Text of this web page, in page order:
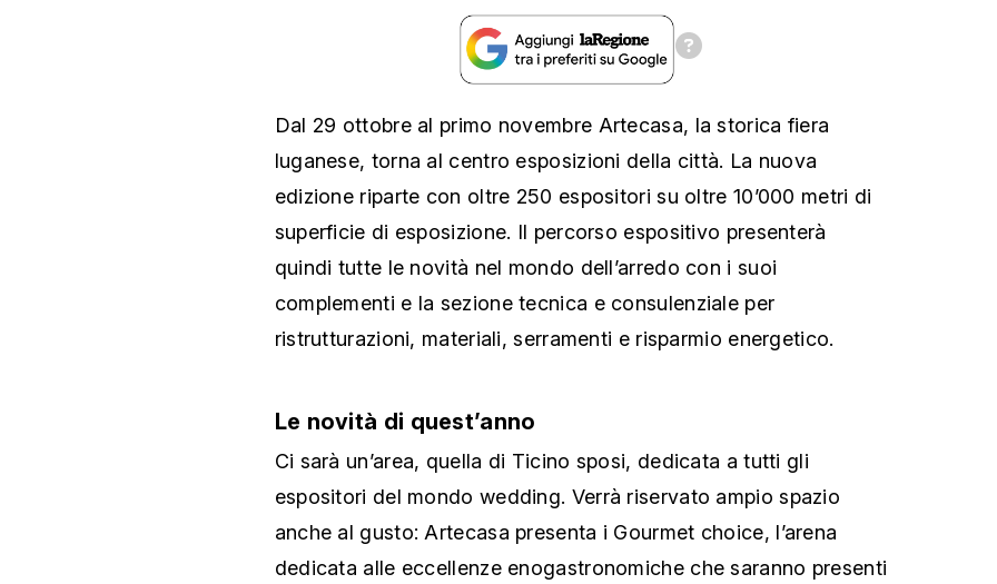
Dal 29 ottobre al primo novembre Artecasa, la storica fiera
luganese, torna al centro esposizioni della città. La nuova
edizione riparte con oltre 250 espositori su oltre 10’000 metri di
superficie di esposizione. Il percorso espositivo presenterà
quindi tutte le novità nel mondo dell’arredo con i suoi
complementi e la sezione tecnica e consulenziale per
ristrutturazioni, materiali, serramenti e risparmio energetico.
Le novità di quest’anno
Ci sarà un’area, quella di Ticino sposi, dedicata a tutti gli
espositori del mondo wedding. Verrà riservato ampio spazio
anche al gusto: Artecasa presenta i Gourmet choice, l’arena
dedicata alle eccellenze enogastronomiche che saranno presenti